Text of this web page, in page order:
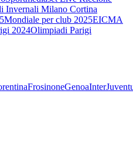
Invernali Milano Cortina
Mondiale per club 2025EICMA
2024Olimpiadi Parigi
FrosinoneGenoaInter